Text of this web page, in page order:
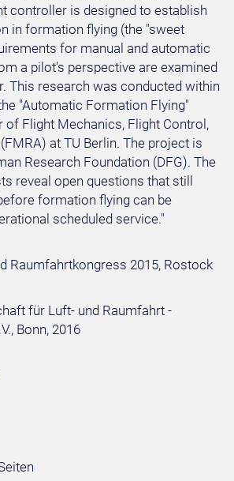
controller is designed to establish
in formation flying (the "sweet
for manual and automatic
a pilot's perspective are examined
This research was conducted within
"Automatic Formation Flying"
of Flight Mechanics, Flight Control,
at TU Berlin. The project is
Research Foundation (DFG). The
reveal open questions that still
formation flying can be
scheduled service."
Raumfahrtkongress 2015, Rostock
für Luft- und Raumfahrt -
Bonn, 2016